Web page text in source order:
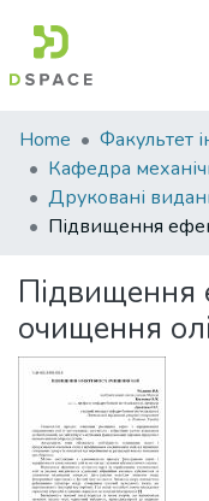
Communities
&
Collections
All of DSpace
Statistics
Home
Підвищення
очищення